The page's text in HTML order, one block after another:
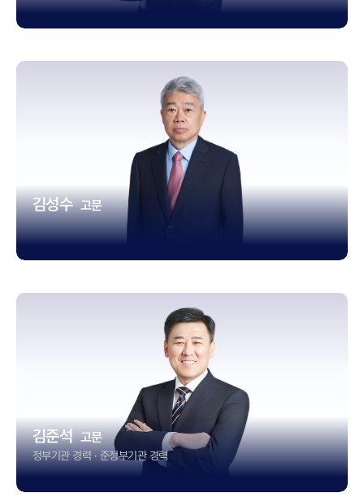
김성수 고문
김준석 고문
정부기관 경력 · 준정부기관 경력